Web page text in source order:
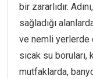
bir zararlıdır.
sağladığı
ve nemli yerlerde
sıcak su
mutfaklarda,